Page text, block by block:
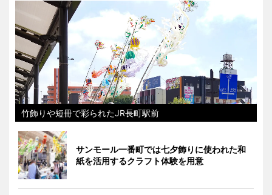
竹飾りや短冊で彩られたJR長町駅前
サンモール一番町では七夕飾りに使われた和
紙を活用するクラフト体験を用意